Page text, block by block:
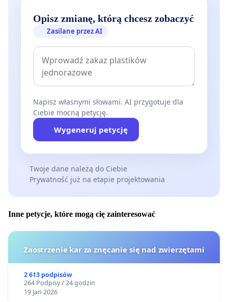
Opisz zmianę, którą chcesz zobaczyć
Zasilane przez AI
Napisz własnymi słowami. AI przygotuje dla
Ciebie mocną petycję.
Wygeneruj petycję
Twoje dane należą do Ciebie
Prywatność już na etapie projektowania
Inne petycje, które mogą cię zainteresować
Zaostrzenie kar za znęcanie się nad zwierzętami
2 613 podpisów
264 Podpisy / 24 godzin
19 Jan 2026